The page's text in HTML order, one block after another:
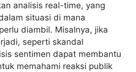
analisis real-time, yang
situasi di mana
diambil. Misalnya, jika
seperti skandal
sentimen dapat membantu
memahami reaksi publik